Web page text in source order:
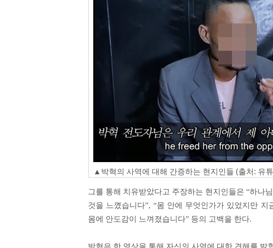
▲박혁의 사역에 대해 간증하는 현지인들 (출처: 유
그를 통해 치유받았다고 주장하는 현지인들은 “하나
것을 느꼈습니다”, “몸 안에 무엇인가가 있었지만
몸에 안도감이 느껴졌습니다” 등의 고백을 한다.
박혁은 한 영상을 통해 자신의 사역에 대한 견해를 밝